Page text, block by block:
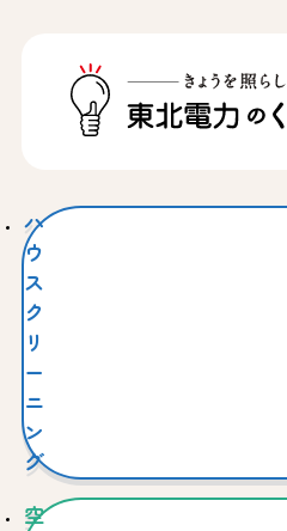
ハ
ウ
ス
ク
リ
ー
ニ
ン
グ
空